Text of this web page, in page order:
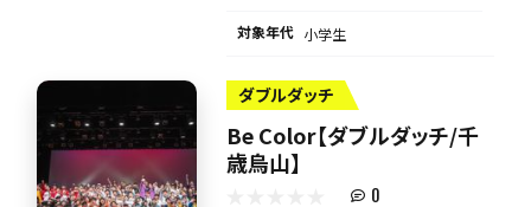
対象年代 小学生
ダブルダッチ
Be Color【ダブルダッチ/千
歳烏山】
0